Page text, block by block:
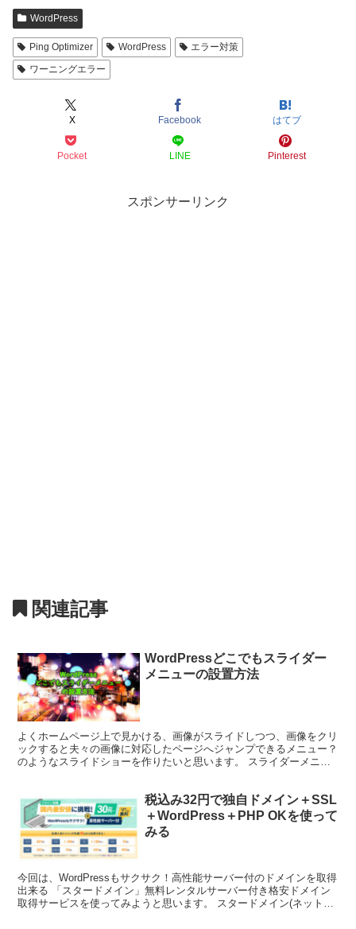
WordPress
Ping Optimizer WordPress
エラー対策
ワーニングエラー
X Facebook はてブ
Pocket LINE Pinterest
スポンサーリンク
関連記事
WordPressどこでもスライダー
メニューの設置方法
よくホームページ上で見かける、画像がスライドしつつ、画像をクリ
ックすると夫々の画像に対応したページへジャンプできるメニュー？
のようなスライドショーを作りたいと思います。 スライダーメニュ
税込み32円で独自ドメイン＋SSL
＋WordPress＋PHP OKを使って
みる
今回は、WordPressもサクサク！高性能サーバー付のドメインを取得
出来る 「スタードメイン」無料レンタルサーバー付き格安ドメイン
取得サービスを使ってみようと思います。 スタードメイン(ネットオ